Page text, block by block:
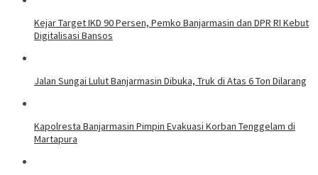
Kejar Target IKD 90 Persen, Pemko Banjarmasin dan DPR RI Kebut
Digitalisasi Bansos
Jalan Sungai Lulut Banjarmasin Dibuka, Truk di Atas 6 Ton Dilarang
Kapolresta Banjarmasin Pimpin Evakuasi Korban Tenggelam di
Martapura